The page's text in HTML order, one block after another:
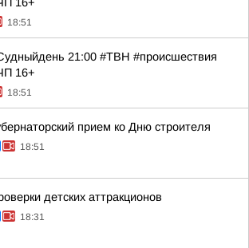
18:51
21:00 #ТВН #происшествия
16+
18:51
прием ко Дню строителя
18:51
детских аттракционов
18:31